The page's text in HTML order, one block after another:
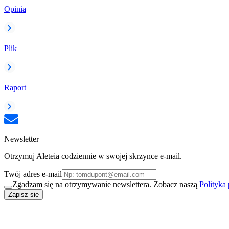
Opinia
Plik
Raport
Newsletter
Otrzymuj Aleteia codziennie w swojej skrzynce e-mail.
Twój adres e-mail
Zgadzam się na otrzymywanie newslettera. Zobacz naszą Polityka
Zapisz się